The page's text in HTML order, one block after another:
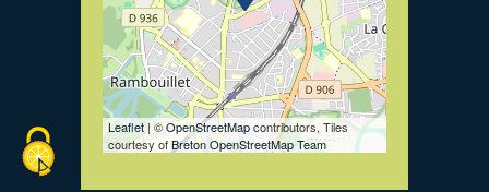
Leaflet| ©OpenStreetMapcontributors, Tiles
courtesy ofBreton OpenStreetMap Team